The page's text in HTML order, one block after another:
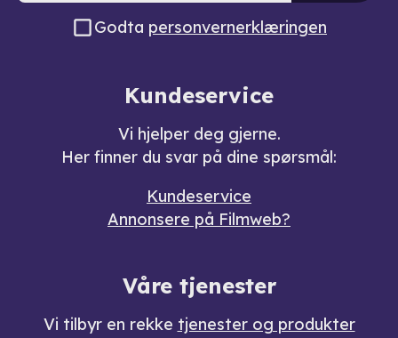
Godta personvernerklæringen
Kundeservice
Vi hjelper deg gjerne.
Her finner du svar på dine spørsmål:
Kundeservice
Annonsere på Filmweb?
Våre tjenester
Vi tilbyr en rekke tjenester og produkter